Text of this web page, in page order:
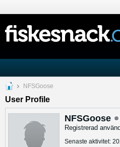
NFSGoose
User Profile
NFSGoose
Registrerad
Senaste aktivitet: